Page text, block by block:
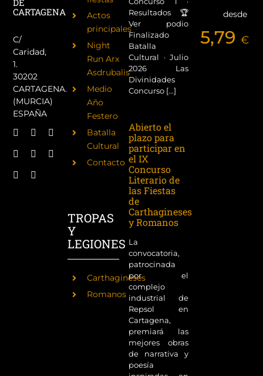
CARTAGENA
C/
Caridad,
1.
30202
CARTAGENA.
(MURCIA)
ESPAÑA
Actos
principales
Night
Run Arx
Asdrubalis
Medio
Año
Festero
Batalla
Cultural
Contacto
TROPAS
Y
LEGIONES
Carthagineses
Romanos
Resultados 🏆
Ver podio
Finalizado
Batalla
Cultural · Julio
2026 Las
Divinidades
Concurso [...]
Abierto el
plazo para
participar en
el IX
Concurso
Literario de
las Fiestas
de
Carthagineses
y Romanos
La
convocatoria,
patrocinada
por el
complejo
industrial de
Repsol en
Cartagena,
premiará las
mejores obras
de narrativa y
poesía
desde
5,79€